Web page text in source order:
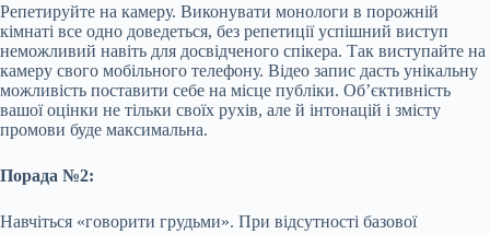
Репетируйте на камеру. Виконувати монологи в порожній
кімнаті все одно доведеться, без репетиції успішний виступ
неможливий навіть для досвідченого спікера. Так виступайте на
камеру свого мобільного телефону. Відео запис дасть унікальну
можливість поставити себе на місце публіки. Об’єктивність
вашої оцінки не тільки своїх рухів, але й інтонацій і змісту
промови буде максимальна.
Порада №2:
Навчіться «говорити грудьми». При відсутності базової